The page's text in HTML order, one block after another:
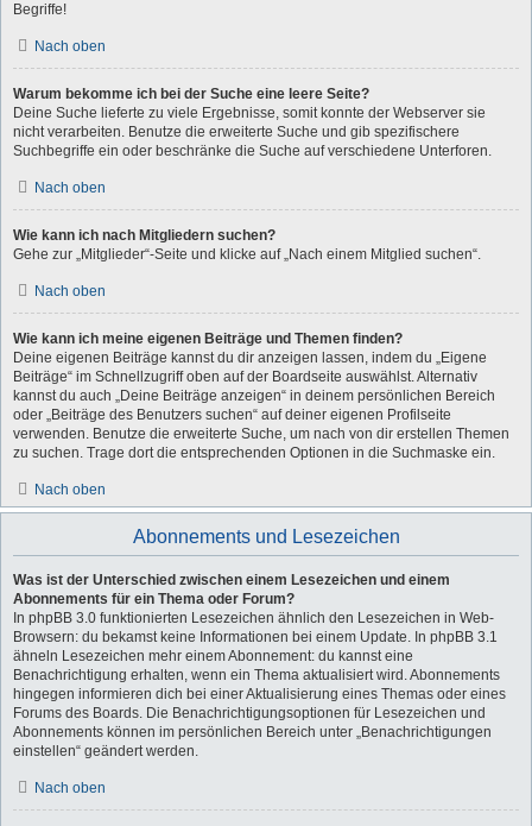
Begriffe!
Nach oben
Warum bekomme ich bei der Suche eine leere Seite?
Deine Suche lieferte zu viele Ergebnisse, somit konnte der Webserver sie
nicht verarbeiten. Benutze die erweiterte Suche und gib spezifischere
Suchbegriffe ein oder beschränke die Suche auf verschiedene Unterforen.
Nach oben
Wie kann ich nach Mitgliedern suchen?
Gehe zur „Mitglieder“-Seite und klicke auf „Nach einem Mitglied suchen“.
Nach oben
Wie kann ich meine eigenen Beiträge und Themen finden?
Deine eigenen Beiträge kannst du dir anzeigen lassen, indem du „Eigene
Beiträge“ im Schnellzugriff oben auf der Boardseite auswählst. Alternativ
kannst du auch „Deine Beiträge anzeigen“ in deinem persönlichen Bereich
oder „Beiträge des Benutzers suchen“ auf deiner eigenen Profilseite
verwenden. Benutze die erweiterte Suche, um nach von dir erstellen Themen
zu suchen. Trage dort die entsprechenden Optionen in die Suchmaske ein.
Nach oben
Abonnements und Lesezeichen
Was ist der Unterschied zwischen einem Lesezeichen und einem
Abonnements für ein Thema oder Forum?
In phpBB 3.0 funktionierten Lesezeichen ähnlich den Lesezeichen in Web-
Browsern: du bekamst keine Informationen bei einem Update. In phpBB 3.1
ähneln Lesezeichen mehr einem Abonnement: du kannst eine
Benachrichtigung erhalten, wenn ein Thema aktualisiert wird. Abonnements
hingegen informieren dich bei einer Aktualisierung eines Themas oder eines
Forums des Boards. Die Benachrichtigungsoptionen für Lesezeichen und
Abonnements können im persönlichen Bereich unter „Benachrichtigungen
einstellen“ geändert werden.
Nach oben